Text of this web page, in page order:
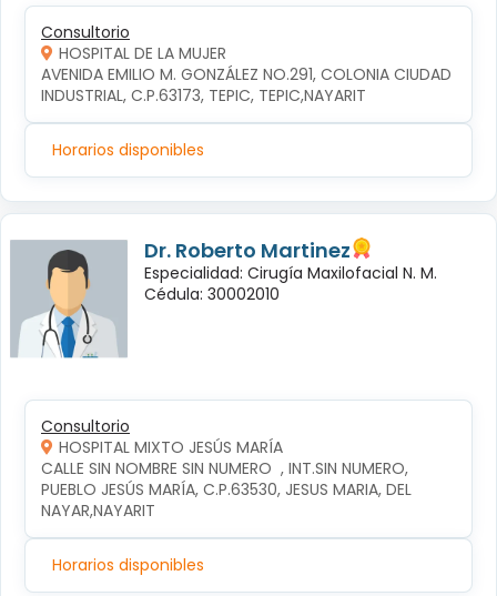
Consultorio
HOSPITAL DE LA MUJER
AVENIDA EMILIO M. GONZÁLEZ NO.291, COLONIA CIUDAD
INDUSTRIAL, C.P.63173, TEPIC, TEPIC,NAYARIT
Horarios disponibles
Dr. Roberto Martinez
Especialidad: Cirugía Maxilofacial N. M.
Cédula: 30002010
Consultorio
HOSPITAL MIXTO JESÚS MARÍA
CALLE SIN NOMBRE SIN NUMERO  , INT.SIN NUMERO,
PUEBLO JESÚS MARÍA, C.P.63530, JESUS MARIA, DEL
NAYAR,NAYARIT
Horarios disponibles